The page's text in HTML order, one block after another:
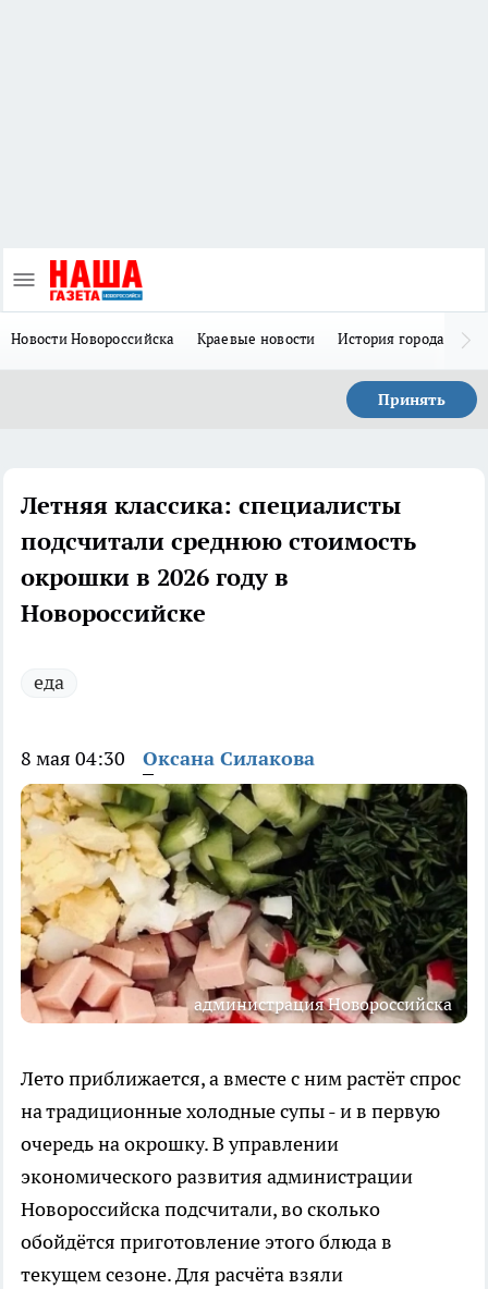
Новости Новороссийска Краевые новости История города Н
Принять
Летняя классика: специалисты
подсчитали среднюю стоимость
окрошки в 2026 году в
Новороссийске
еда
8 мая 04:30 Оксана Силакова
администрация Новороссийска
Лето приближается, а вместе с ним растёт спрос
на традиционные холодные супы - и в первую
очередь на окрошку. В управлении
экономического развития администрации
Новороссийска подсчитали, во сколько
обойдётся приготовление этого блюда в
текущем сезоне. Для расчёта взяли